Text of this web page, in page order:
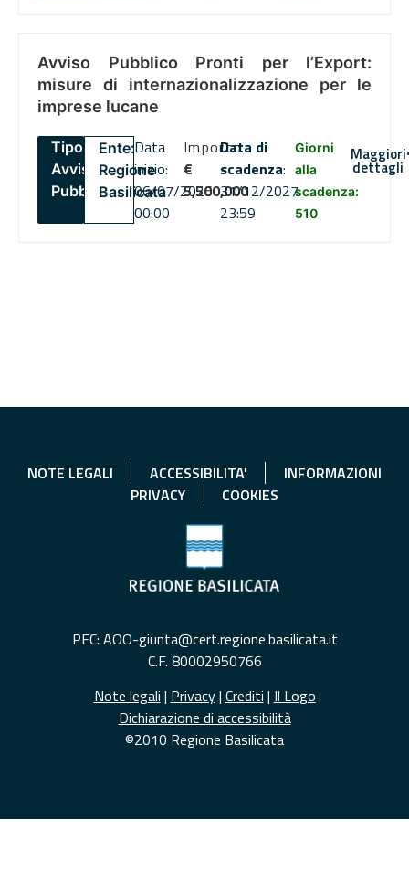
Avviso Pubblico Pronti per l’Export:
misure di internazionalizzazione per le
imprese lucane
Tipo:
Avviso
Pubblico
Ente:
Regione
Basilicata
Data
inizio:
06/07/2026
00:00
Importo
€
5,500,000
Data di
scadenza:
31/12/2027
23:59
Giorni
alla
scadenza:
510
Maggiori
dettagli
NOTE LEGALI ACCESSIBILITA'
INFORMAZIONI
PRIVACY
COOKIES
PEC: AOO-giunta@cert.regione.basilicata.it
C.F. 80002950766
Note legali | Privacy| Crediti | Il Logo
Dichiarazione di accessibilità
©2010 Regione Basilicata